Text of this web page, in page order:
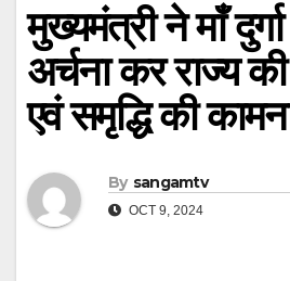
मुख्यमंत्री ने माँ
अर्चना कर राज्य
एवं समृद्धि की
By sangamtv
OCT 9, 2024